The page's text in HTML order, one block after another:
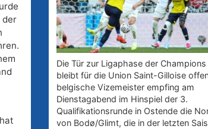
der
Die Tür zur Ligaphase der
bleibt für die Union Saint-Gilloise
belgische Vizemeister empfing am
Dienstagabend im Hinspiel der 3.
Qualifikationsrunde in Ostende die
von Bodø/Glimt, die in der letzten